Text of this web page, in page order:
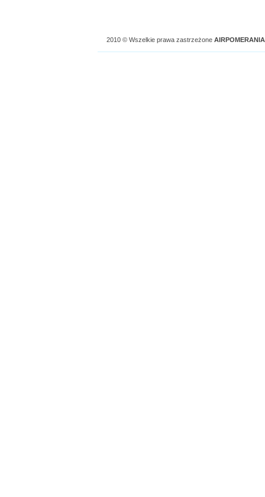
2010 © Wszelkie prawa zastrzeżone AIRPOMERANIA